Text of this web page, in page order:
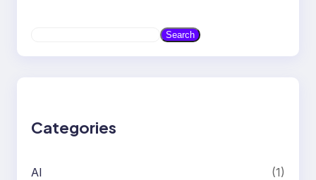
Search
Categories
AI (1)